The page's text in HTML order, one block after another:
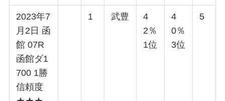
2023年7
月2日 函
館 07R
函館ダ1
700 1勝
信頼度
1 武豊
4
2％
1位
4
0％
3位
5